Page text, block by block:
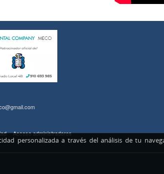
Acceso administradores
personalizada a través del análisis de tu